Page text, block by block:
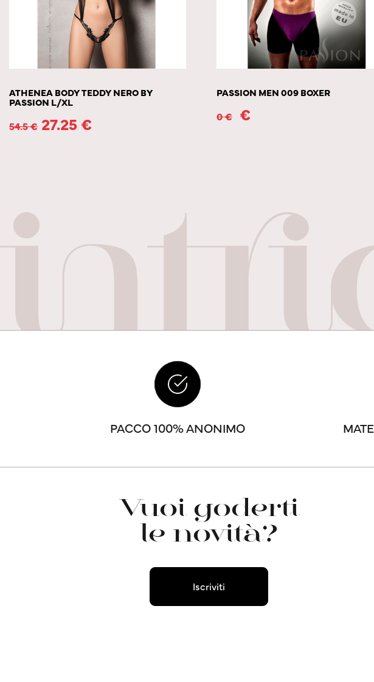
ATHENEA BODY TEDDY NERO BY
PASSION L/XL
54.5€ 27.25 €
PASSION MEN 009 BOXER
0€ €
PACCO 100% ANONIMO
Vuoi goderti
le novità?
Iscriviti